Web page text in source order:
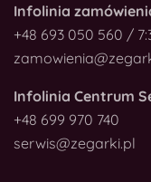
Infolinia
+48 693 050 560 /
Infolinia Centrum
+48 699 970 740
serwis@zegarki.pl